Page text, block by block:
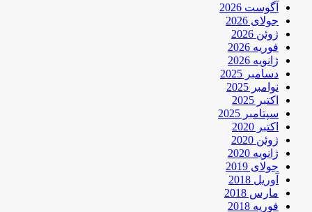
آگوست 2026
جولای 2026
ژوئن 2026
فوریه 2026
ژانویه 2026
دسامبر 2025
نوامبر 2025
اکتبر 2025
سپتامبر 2025
اکتبر 2020
ژوئن 2020
ژانویه 2020
جولای 2019
آوریل 2018
مارس 2018
فوریه 2018